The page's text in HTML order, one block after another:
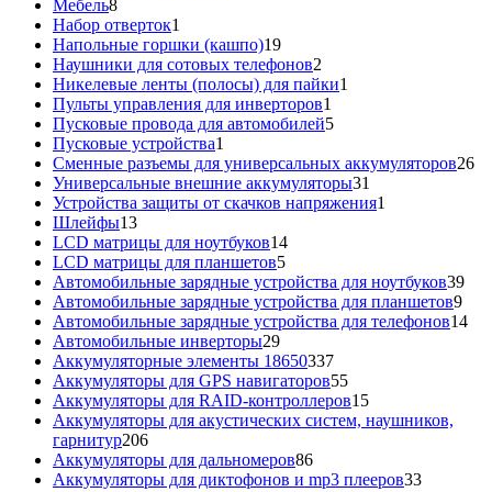
Мебель88
товаров
Набор отверток1
товар
Напольные горшки (кашпо)1919
товаров
Наушники для сотовых телефонов2
товара
Никелевые ленты (полосы) для пайки1
Пульты управления для инверторов1
товар
Пусковые провода для автомобилей55
Пусковые устройства1
товар
Сменные разъемы для универсальных аккумуляторов2626
Универсальные внешние аккумуляторы31
товар
Устройства защиты от скачков напряжения1
Шлейфы1313
товаров
LCD матрицы для ноутбуков1414
LCD матрицы для планшетов55
товаров
Автомобильные зарядные устройства для ноутбуков3939
Автомобильные зарядные устройства для планшетов99
Автомобильные зарядные устройства для телефонов1414
Автомобильные инверторы2929
товаров
Аккумуляторные элементы 18650337337
товаров
Аккумуляторы для GPS навигаторов5555
товаров
Аккумуляторы для RAID-контроллеров1515
товаров
Аккумуляторы для акустических систем, наушников,
гарнитур206206
товаров
Аккумуляторы для дальномеров8686
товаров
Аккумуляторы для диктофонов и mp3 плееров3333